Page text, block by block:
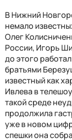
В Нижний
немало
Олег
России, Игорь
до этого
братьями
известный как
Ивлева в
такой среде
продолжила
уже в новом
спешки она